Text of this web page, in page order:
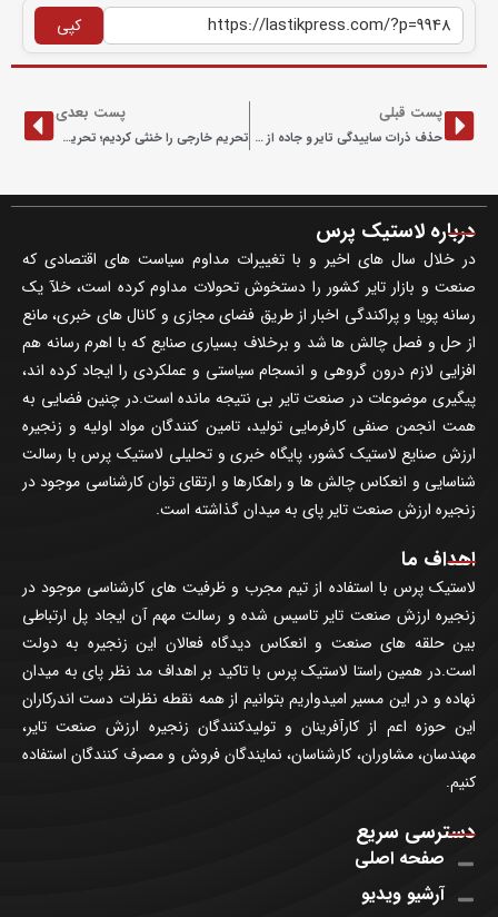
کپی
پست قبلی
حذف ذرات ساییدگی تایر و جاده از طریق تصفیه فاضلاب
پست بعدی
تحریم خارجی را خنثی کردیم؛ تحریم داخلی برجاست
درباره لاستیک پرس
در خلال سال های اخیر و با تغییرات مداوم سیاست های اقتصادی که
صنعت و بازار تایر کشور را دستخوش تحولات مداوم کرده است، خلآ یک
رسانه پویا و پراکندگی اخبار از طریق فضای مجازی و کانال های خبری، مانع
از حل و فصل چالش ها شد و برخلاف بسیاری صنایع که با اهرم رسانه هم
افزایی لازم درون گروهی و انسجام سیاستی و عملکردی را ایجاد کرده اند،
پیگیری موضوعات در صنعت تایر بی نتیجه مانده است.در چنین فضایی به
همت انجمن صنفی کارفرمایی تولید، تامین کنندگان مواد اولیه و زنجیره
ارزش صنایع لاستیک کشور، پایگاه خبری و تحلیلی لاستیک پرس با رسالت
شناسایی و انعکاس چالش ها و راهکارها و ارتقای توان کارشناسی موجود در
زنجیره ارزش صنعت تایر پای به میدان گذاشته است.
اهداف ما
لاستیک پرس با استفاده از تیم مجرب و ظرفیت های کارشناسی موجود در
زنجیره ارزش صنعت تایر تاسیس شده و رسالت مهم آن ایجاد پل ارتباطی
بین حلقه های صنعت و انعکاس دیدگاه فعالان این زنجیره به دولت
است.در همین راستا لاستیک پرس با تاکید بر اهداف مد نظر پای به میدان
نهاده و در این مسیر امیدواریم بتوانیم از همه نقطه نظرات دست اندرکاران
این حوزه اعم از کارآفرینان و تولیدکنندگان زنجیره ارزش صنعت تایر،
مهندسان، مشاوران، کارشناسان، نمایندگان فروش و مصرف کنندگان استفاده
کنیم.
دسترسی سریع
صفحه اصلی
آرشیو ویدیو